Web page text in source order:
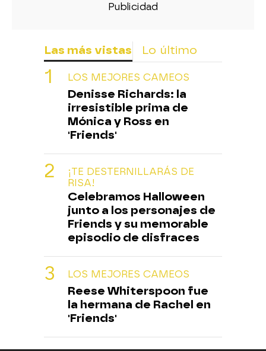
Las más vistas Lo último
LOS MEJORES CAMEOS
Denisse Richards: la
irresistible prima de
Mónica y Ross en
'Friends'
¡TE DESTERNILLARÁS DE
RISA!
Celebramos Halloween
junto a los personajes de
Friends y su memorable
episodio de disfraces
LOS MEJORES CAMEOS
Reese Whiterspoon fue
la hermana de Rachel en
'Friends'